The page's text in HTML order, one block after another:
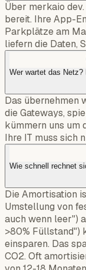
Über merkaio
bereit. Ihre App-
Parkplätze am
liefern die Daten,
Wer wartet das
Das übernehmen
die Gateways,
kümmern uns um
Ihre IT muss sich
Wie schnell rechnet
Die Amortisation
Umstellung von
auch wenn leer")
>80% Füllstand")
einsparen. Das
CO2. Oft